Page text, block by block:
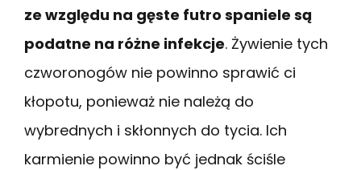
ze względu na gęste futro spaniele są
podatne na różne infekcje. Żywienie tych
czworonogów nie powinno sprawić ci
kłopotu, ponieważ nie należą do
wybrednych i skłonnych do tycia. Ich
karmienie powinno być jednak ściśle